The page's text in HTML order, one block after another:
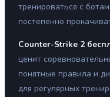
тренироваться с
постепенно
Counter-Strike 2
ценит
понятные правила и
для регулярных